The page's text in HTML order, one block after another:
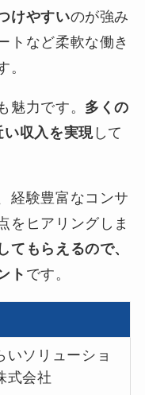
けやすいのが強み
トなど柔軟な働き
。
魅力です。 多くの
い収入を実現して
経験豊富なコンサ
をヒアリングしま
てもらえるので、
ト です。
いソリューショ
式会社